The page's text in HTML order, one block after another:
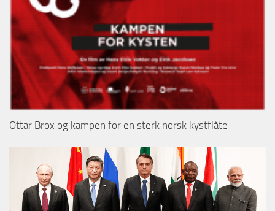
Ottar Brox og kampen for en sterk norsk kystflåte